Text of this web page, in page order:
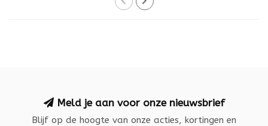
Meld je aan voor onze nieuwsbrief
Blijf op de hoogte van onze acties, kortingen en